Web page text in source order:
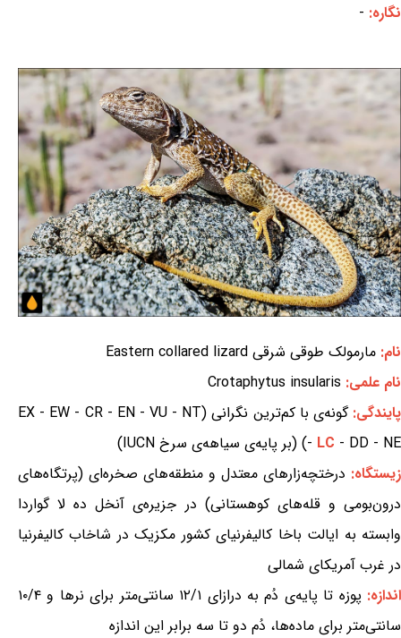
نگاره: -
نام: مارمولک طوقی شرقی Eastern collared lizard
نام علمی: Crotaphytus insularis
پایندگی:
گونه‌ی با کم‌ترین نگرانی (EX - EW - CR - EN - VU - NT
- LC - DD - NE) (بر پایه‌ی سیاهه‌ی سرخ IUCN)
زیستگاه: درختچه‌زارهای معتدل و منطقه‌های صخره‌ای (پرتگاه‌های
درون‌بومی و قله‌های کوهستانی) در جزیره‌ی آنخل ده لا گواردا
وابسته به ایالت باخا کالیفرنیای کشور مکزیک در شاخاب کالیفرنیا
در غرب آمریکای شمالی
اندازه:
پوزه تا پایه‌ی دُم به درازای ۱۲/۱ سانتی‌متر برای نرها و ۱۰/۴
سانتی‌متر برای ماده‌ها، دُم دو تا سه برابر این اندازه